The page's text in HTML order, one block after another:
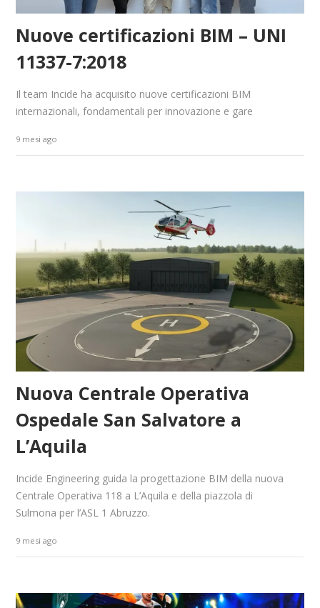
Nuove certificazioni BIM – UNI
11337-7:2018
Il team Incide ha acquisito nuove certificazioni BIM
internazionali, fondamentali per innovazione e gare
9 mesi ago
Nuova Centrale Operativa
Ospedale San Salvatore a
L’Aquila
Incide Engineering guida la progettazione BIM della nuova
Centrale Operativa 118 a L’Aquila e della piazzola di
Sulmona per l’ASL 1 Abruzzo.
9 mesi ago